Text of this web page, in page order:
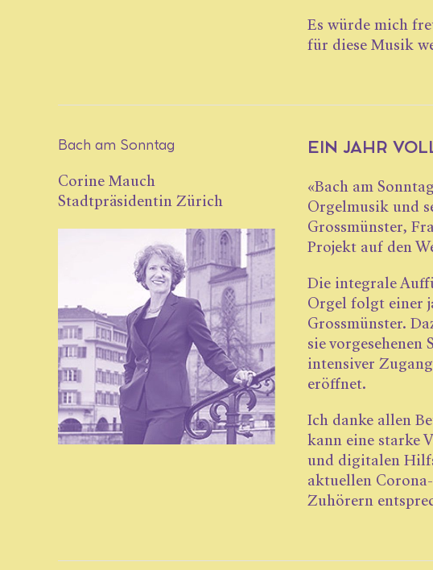
Es würde mich
für diese Musik
Bach am Sonntag
Corine Mauch
Stadtpräsidentin Zürich
EIN JAHR
«Bach am
Orgelmusik und
Grossmünster,
Projekt auf den
Die integrale
Orgel folgt einer
Grossmünster.
sie
intensiver
eröffnet.
Ich danke allen
kann eine starke
und digitalen
aktuellen
Zuhörern